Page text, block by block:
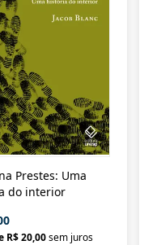
Prestes: Uma
do interior
R$ 20,00sem juros